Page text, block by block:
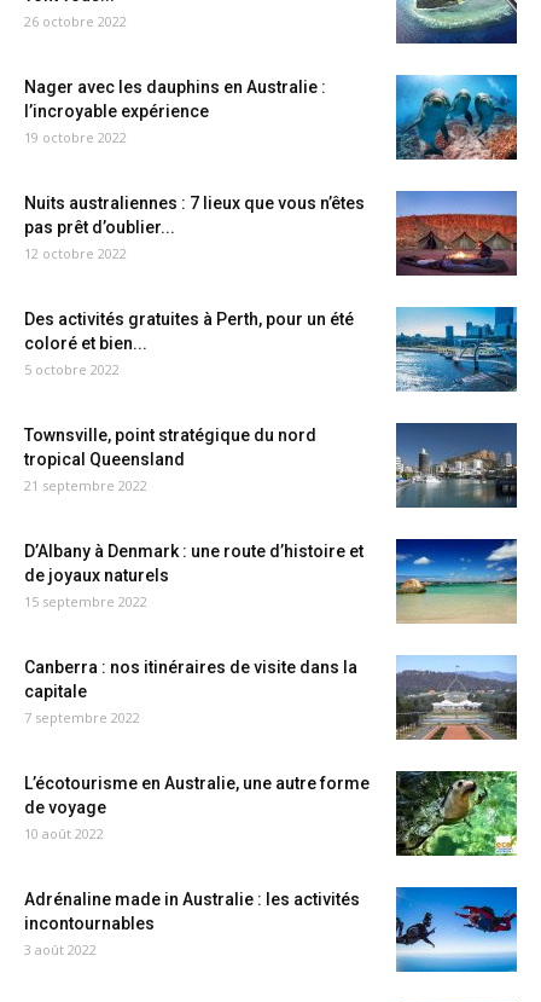
26 octobre 2022
Nager avec les dauphins en Australie :
l’incroyable expérience
19 octobre 2022
Nuits australiennes : 7 lieux que vous n’êtes
pas prêt d’oublier...
12 octobre 2022
Des activités gratuites à Perth, pour un été
coloré et bien...
5 octobre 2022
Townsville, point stratégique du nord
tropical Queensland
21 septembre 2022
D’Albany à Denmark : une route d’histoire et
de joyaux naturels
15 septembre 2022
Canberra : nos itinéraires de visite dans la
capitale
7 septembre 2022
L’écotourisme en Australie, une autre forme
de voyage
10 août 2022
Adrénaline made in Australie : les activités
incontournables
3 août 2022